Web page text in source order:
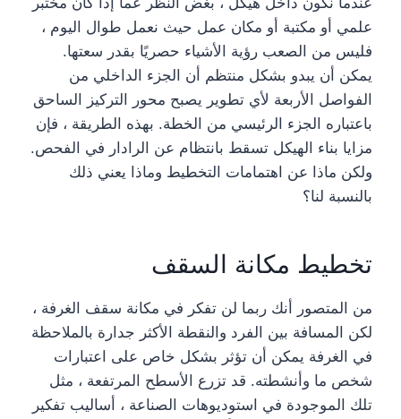
علمي أو مكتبة أو مكان عمل حيث نعمل طوال اليوم ،
فليس من الصعب رؤية الأشياء حصريًا بقدر سعتها.
يمكن أن يبدو بشكل منتظم أن الجزء الداخلي من
الفواصل الأربعة لأي تطوير يصبح محور التركيز الساحق
باعتباره الجزء الرئيسي من الخطة. بهذه الطريقة ، فإن
مزايا بناء الهيكل تسقط بانتظام عن الرادار في الفحص.
ولكن ماذا عن اهتمامات التخطيط وماذا يعني ذلك
بالنسبة لنا؟
تخطيط مكانة السقف
من المتصور أنك ربما لن تفكر في مكانة سقف الغرفة ،
لكن المسافة بين الفرد والنقطة الأكثر جدارة بالملاحظة
في الغرفة يمكن أن تؤثر بشكل خاص على اعتبارات
شخص ما وأنشطته. قد تزرع الأسطح المرتفعة ، مثل
تلك الموجودة في استوديوهات الصناعة ، أساليب تفكير